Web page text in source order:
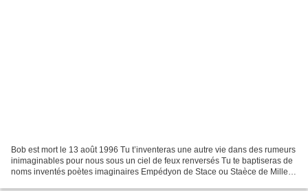
Bob est mort le 13 août 1996 Tu t’inventeras une autre vie dans des rumeurs
inimaginables pour nous sous un ciel de feux renversés Tu te baptiseras de
noms inventés poètes imaginaires Empédyon de Stace ou Staèce de Millet